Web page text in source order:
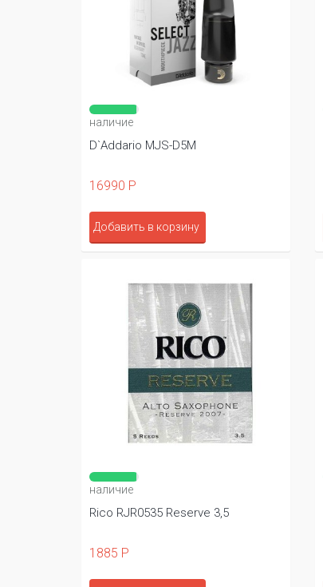
наличие
Rico RJR0535 Reserve 3,5
1885 Р
наличие
D`Addario MJS-D5M
16990 Р
Добавить в корзину